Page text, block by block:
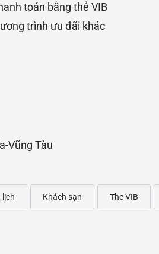
toán bằng thẻ VIB
trình ưu đãi khác
Vũng Tàu
lịch Khách sạn The VIB